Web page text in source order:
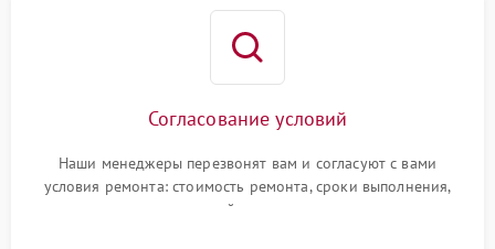
Согласование условий
Наши менеджеры перезвонят вам и согласуют с вами
условия ремонта: стоимость ремонта, сроки выполнения,
гарантийные условия